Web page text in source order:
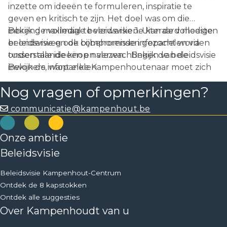
inzette om ideeën te formuleren, inspiratie te
geven en kritisch te zijn. Het doel was om die
inbreng maximaal te verwerken. Uiteraard moesten
er onderweg ook compromissen gezocht worden
tussen alle ideeën en verwachtingen van de
inwoners, want elke Kampenhoutenaar moet zich
Bekijk de volledige beleidsvisie Je kan de volledige
beleidsvisie en de bijbehorende infopanelen via
onderstaande knop nalezen. Bekijk de beleidsvisie
Bekijk de infopanelen
Nog vragen of opmerkingen?
communicatie@kampenhout.be
Onze ambitie
Beleidsvisie
Beleidsvisie Kampenhout-Centrum
Ontdek de 8 kapstokken
Ontdek alle suggesties
Over Kampenhoudt van u